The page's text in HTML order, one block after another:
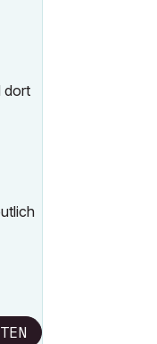
dort